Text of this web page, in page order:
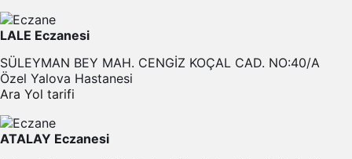
LALE Eczanesi
SÜLEYMAN BEY MAH. CENGİZ KOÇAL CAD. NO:40/A
Özel Yalova Hastanesi
Ara Yol tarifi
ATALAY Eczanesi